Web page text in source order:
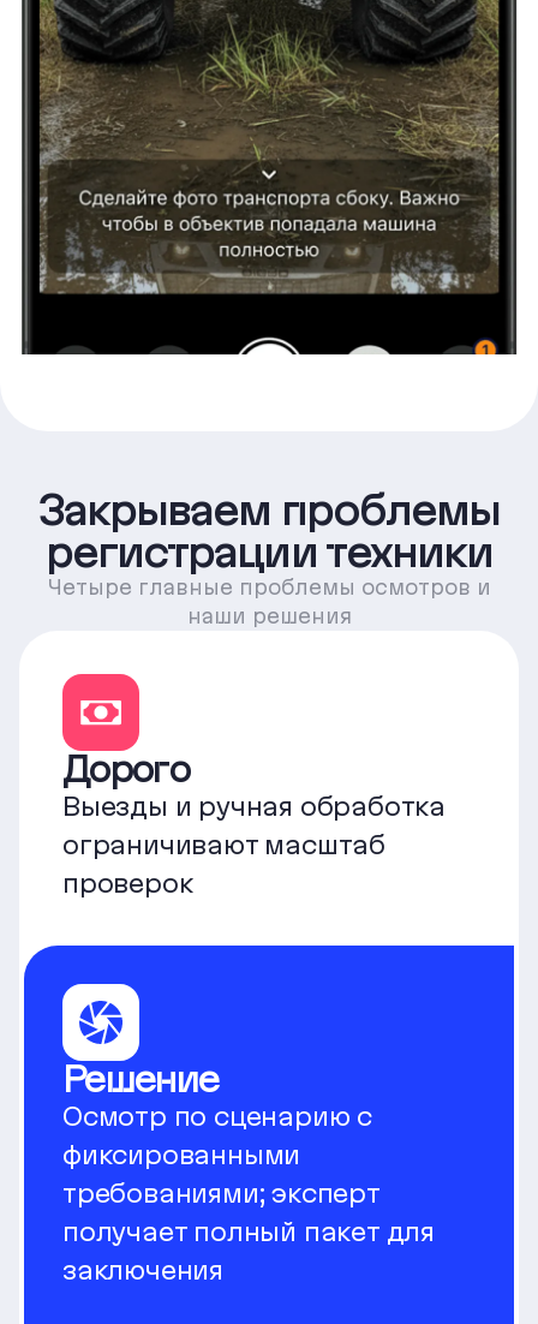
Закрываем проблемы
регистрации техники
Четыре главные проблемы осмотров и
наши решения
Дорого
Выезды и ручная обработка
ограничивают масштаб
проверок
Решение
Осмотр по сценарию с
фиксированными
требованиями; эксперт
получает полный пакет для
заключения